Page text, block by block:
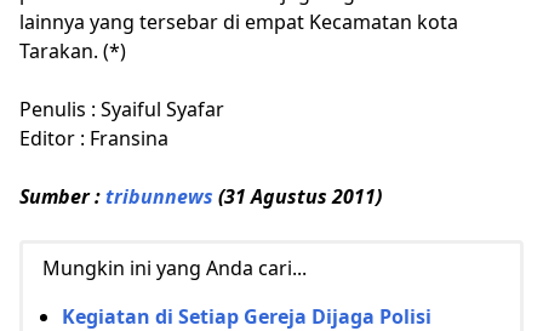
lainnya yang tersebar di empat Kecamatan kota
Tarakan. (*)
Penulis : Syaiful Syafar
Editor : Fransina
Sumber :tribunnews (31 Agustus 2011)
Mungkin ini yang Anda cari...
Kegiatan di Setiap Gereja Dijaga Polisi